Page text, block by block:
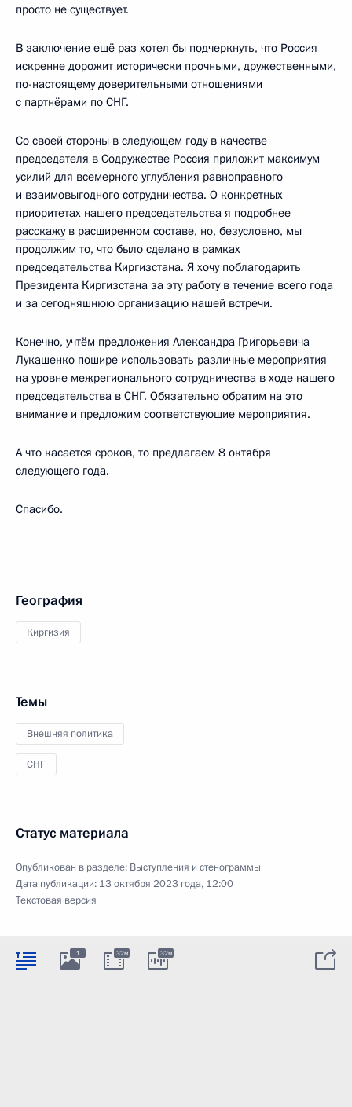
просто не существует.
В заключение ещё раз хотел бы подчеркнуть, что Россия
искренне дорожит исторически прочными, дружественными,
по-настоящему доверительными отношениями
с партнёрами по СНГ.
Со своей стороны в следующем году в качестве
председателя в Содружестве Россия приложит максимум
усилий для всемерного углубления равноправного
и взаимовыгодного сотрудничества. О конкретных
приоритетах нашего председательства я подробнее
расскажув расширенном составе, но, безусловно, мы
продолжим то, что было сделано в рамках
председательства Киргизстана. Я хочу поблагодарить
Президента Киргизстана за эту работу в течение всего года
и за сегодняшнюю организацию нашей встречи.
Конечно, учтём предложения Александра Григорьевича
Лукашенко пошире использовать различные мероприятия
на уровне межрегионального сотрудничества в ходе нашего
председательства в СНГ. Обязательно обратим на это
внимание и предложим соответствующие мероприятия.
А что касается сроков, то предлагаем 8 октября
следующего года.
Спасибо.
География
Киргизия
Темы
Внешняя политика
СНГ
Статус материала
Опубликован в разделе: Выступления и стенограммы
Дата публикации: 13 октября 2023 года, 12:00
Текстовая версия
1 32м 32м